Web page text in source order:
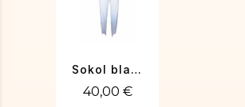
Sokol blanc
40,00 €